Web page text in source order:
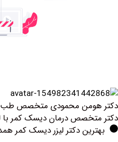
محمودی متخصص طب فیزیکی
درمان دیسک کمر با لیزر
دکتر لیزر دیسک کمر همدان